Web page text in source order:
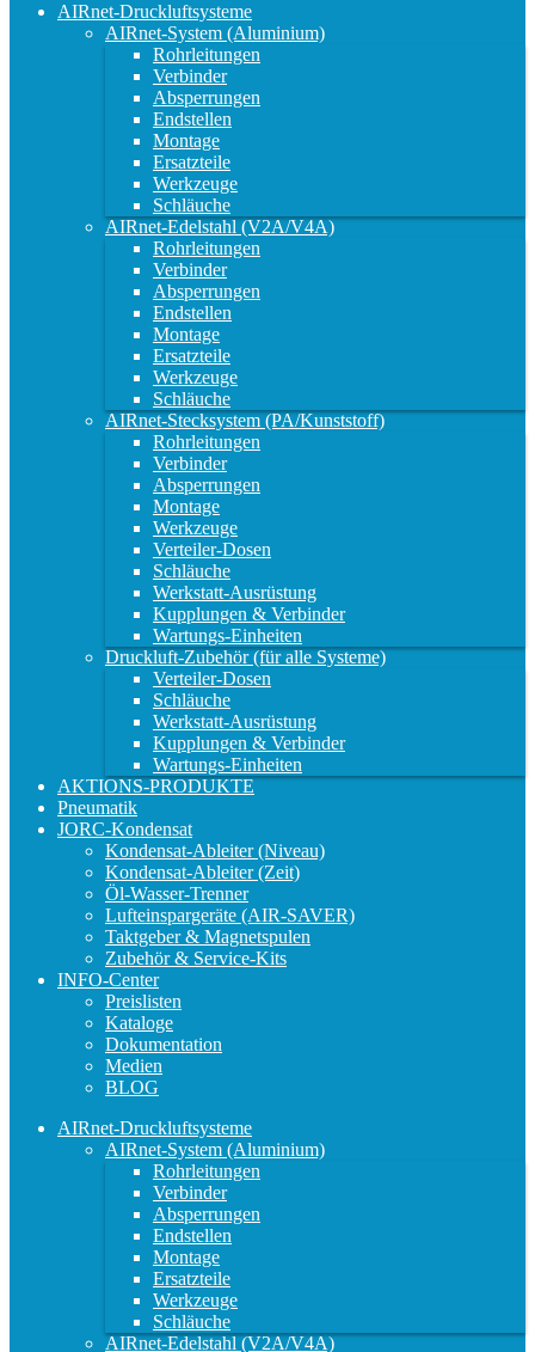
AIRnet-Druckluftsysteme
AIRnet-System (Aluminium)
Rohrleitungen
Verbinder
Absperrungen
Endstellen
Montage
Ersatzteile
Werkzeuge
Schläuche
AIRnet-Edelstahl (V2A/V4A)
Rohrleitungen
Verbinder
Absperrungen
Endstellen
Montage
Ersatzteile
Werkzeuge
Schläuche
AIRnet-Stecksystem (PA/Kunststoff)
Rohrleitungen
Verbinder
Absperrungen
Montage
Werkzeuge
Verteiler-Dosen
Schläuche
Werkstatt-Ausrüstung
Kupplungen & Verbinder
Wartungs-Einheiten
Druckluft-Zubehör (für alle Systeme)
Verteiler-Dosen
Schläuche
Werkstatt-Ausrüstung
Kupplungen & Verbinder
Wartungs-Einheiten
AKTIONS-PRODUKTE
Pneumatik
JORC-Kondensat
Kondensat-Ableiter (Niveau)
Kondensat-Ableiter (Zeit)
Öl-Wasser-Trenner
Lufteinspargeräte (AIR-SAVER)
Taktgeber & Magnetspulen
Zubehör & Service-Kits
INFO-Center
Preislisten
Kataloge
Dokumentation
Medien
BLOG
AIRnet-Druckluftsysteme
AIRnet-System (Aluminium)
Rohrleitungen
Verbinder
Absperrungen
Endstellen
Montage
Ersatzteile
Werkzeuge
Schläuche
AIRnet-Edelstahl (V2A/V4A)